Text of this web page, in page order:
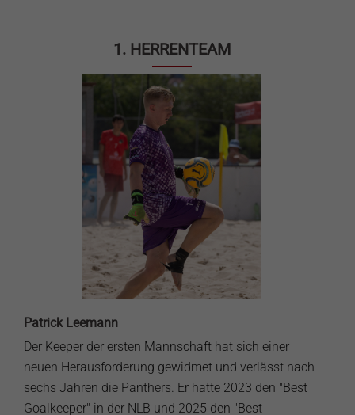
1. HERRENTEAM
Patrick Leemann
Der Keeper der ersten Mannschaft hat sich einer
neuen Herausforderung gewidmet und verlässt nach
sechs Jahren die Panthers. Er hatte 2023 den "Best
Goalkeeper" in der NLB und 2025 den "Best